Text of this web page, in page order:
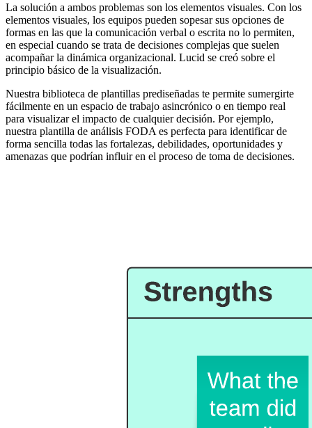
La solución a ambos problemas son los elementos visuales. Con los
elementos visuales, los equipos pueden sopesar sus opciones de
formas en las que la comunicación verbal o escrita no lo permiten,
en especial cuando se trata de decisiones complejas que suelen
acompañar la dinámica organizacional. Lucid se creó sobre el
principio básico de la visualización.
Nuestra biblioteca de plantillas prediseñadas te permite sumergirte
fácilmente en un espacio de trabajo asincrónico o en tiempo real
para visualizar el impacto de cualquier decisión. Por ejemplo,
nuestra plantilla de análisis FODA es perfecta para identificar de
forma sencilla todas las fortalezas, debilidades, oportunidades y
amenazas que podrían influir en el proceso de toma de decisiones.